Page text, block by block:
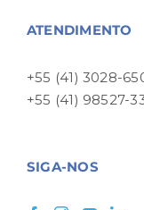
ATENDIMENTO
+55 (41) 3028-
+55 (41) 98527-
SIGA-NOS